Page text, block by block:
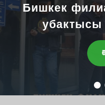
Бишкек